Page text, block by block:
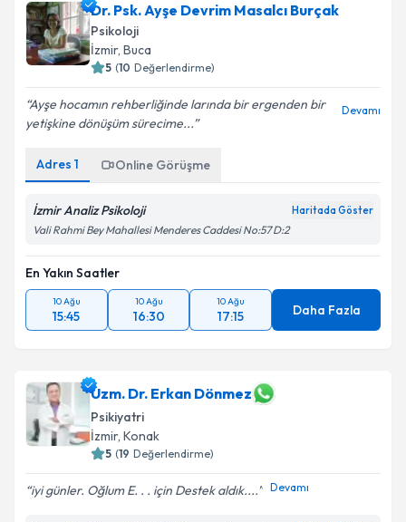
Dr. Psk. Ayşe Devrim Masalcı Burçak
Psikoloji
İzmir, Buca
5 (10 Değerlendirme)
Ayşe hocamın rehberliğinde larında bir ergenden bir
yetişkine dönüşüm sürecime...
Devamı
Adres 1 Online Görüşme
İzmir Analiz Psikoloji Haritada Göster
Vali Rahmi Bey Mahallesi Menderes Caddesi No:57 D:2
En Yakın Saatler
10 Ağu
15:45
10 Ağu
16:30
10 Ağu
17:15 Daha Fazla
Uzm. Dr. Erkan Dönmez
Psikiyatri
İzmir, Konak
5 (19 Değerlendirme)
iyi günler. Oğlum E. . . için Destek aldık.... Devamı